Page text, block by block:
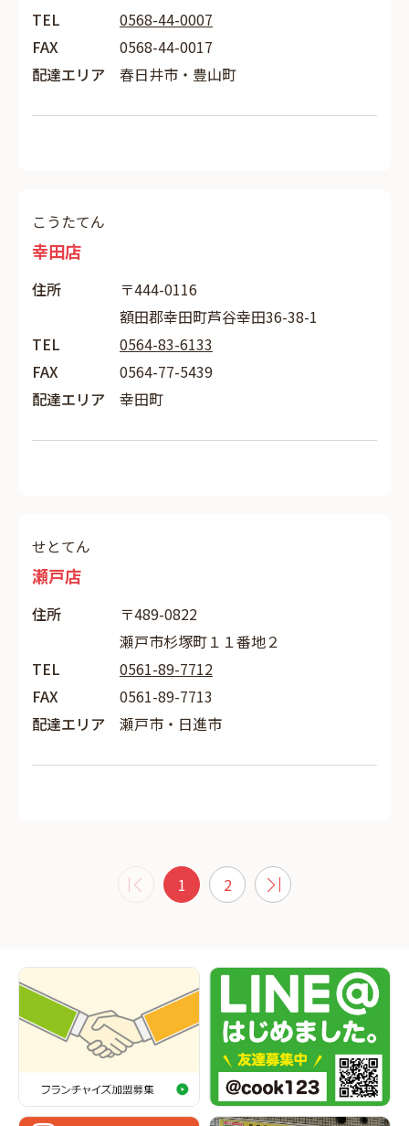
TEL
0568-44-0007
FAX
0568-44-0017
配達エリア
春日井市・豊山町
こうたてん
幸田店
住所
〒444-0116
額田郡幸田町芦谷幸田36-38-1
TEL
0564-83-6133
FAX
0564-77-5439
配達エリア
幸田町
せとてん
瀬戸店
住所
〒489-0822
瀬戸市杉塚町１１番地２
TEL
0561-89-7712
FAX
0561-89-7713
配達エリア
瀬戸市・日進市
1 2